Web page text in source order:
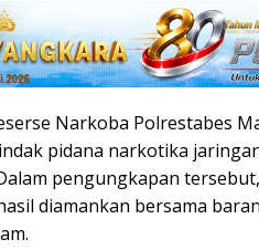
Narkoba Polrestabes
pidana narkotika
pengungkapan
diamankan bersama